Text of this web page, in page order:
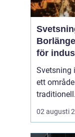
för
Svetsning
ett
traditionell
moderna
02 augusti